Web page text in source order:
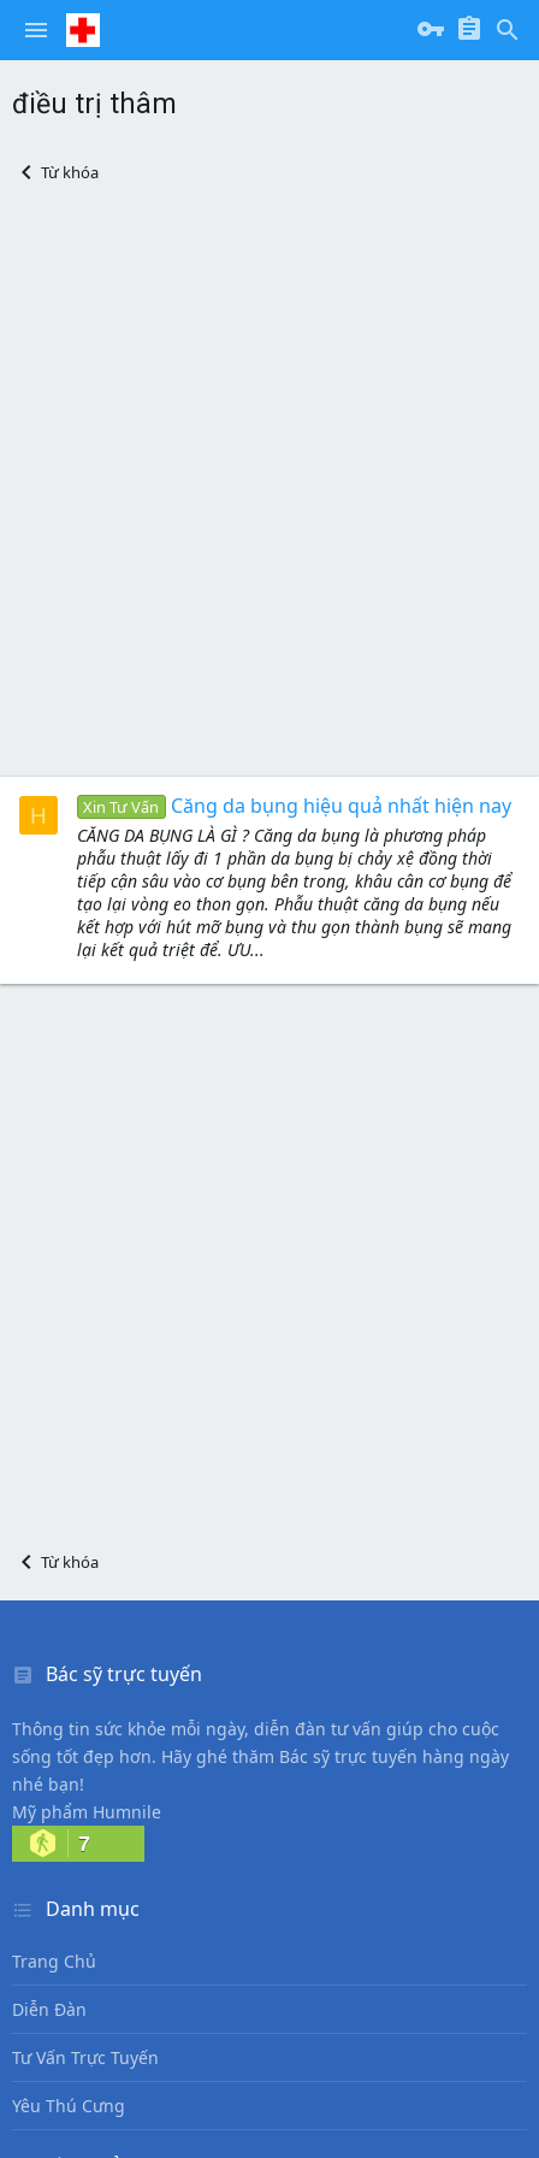
điều trị thâm
Từ khóa
H Xin Tư Vấn Căng da bụng hiệu quả nhất hiện nay
CĂNG DA BỤNG LÀ GÌ ? Căng da bụng là phương pháp
phẫu thuật lấy đi 1 phần da bụng bị chảy xệ đồng thời
tiếp cận sâu vào cơ bụng bên trong, khâu cân cơ bụng để
tạo lại vòng eo thon gọn. Phẫu thuật căng da bụng nếu
kết hợp với hút mỡ bụng và thu gọn thành bụng sẽ mang
lại kết quả triệt để. ƯU...
Từ khóa
Bác sỹ trực tuyến
Thông tin sức khỏe mỗi ngày, diễn đàn tư vấn giúp cho cuộc
sống tốt đẹp hơn. Hãy ghé thăm Bác sỹ trực tuyến hàng ngày
nhé bạn!
Mỹ phẩm Humnile
7
Danh mục
Trang Chủ
Diễn Đàn
Tư Vấn Trực Tuyến
Yêu Thú Cưng